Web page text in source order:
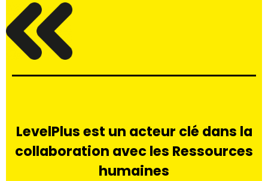
LevelPlus est un acteur clé dans la
collaboration avec les Ressources
humaines